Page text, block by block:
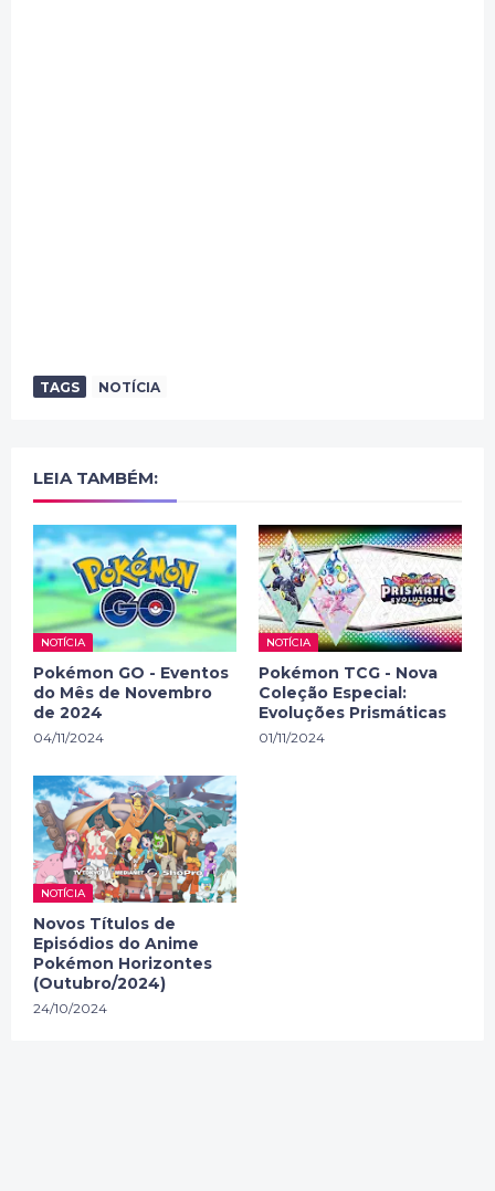
TAGS NOTÍCIA
LEIA TAMBÉM:
NOTÍCIA
Pokémon GO - Eventos
do Mês de Novembro
de 2024
04/11/2024
NOTÍCIA
Pokémon TCG - Nova
Coleção Especial:
Evoluções Prismáticas
01/11/2024
NOTÍCIA
Novos Títulos de
Episódios do Anime
Pokémon Horizontes
(Outubro/2024)
24/10/2024